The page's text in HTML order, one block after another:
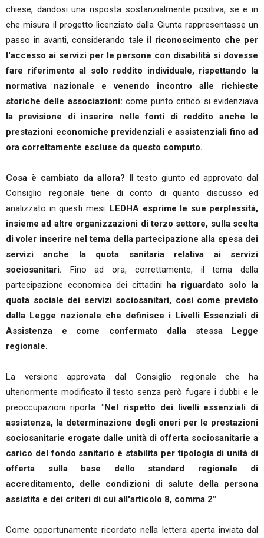
chiese, dandosi una risposta sostanzialmente positiva, se e in
che misura il progetto licenziato dalla Giunta rappresentasse un
passo in avanti, considerando tale il riconoscimento che per
l'accesso ai servizi per le persone con disabilità si dovesse
fare riferimento al solo reddito individuale, rispettando la
normativa nazionale e venendo incontro alle richieste
storiche delle associazioni: come punto critico si evidenziava
la previsione di inserire nelle fonti di reddito anche le
prestazioni economiche previdenziali e assistenziali fino ad
ora correttamente escluse da questo computo.
Cosa è cambiato da allora? Il testo giunto ed approvato dal
Consiglio regionale tiene di conto di quanto discusso ed
analizzato in questi mesi: LEDHA esprime le sue perplessità,
insieme ad altre organizzazioni di terzo settore, sulla scelta
di voler inserire nel tema della partecipazione alla spesa dei
servizi anche la quota sanitaria relativa ai servizi
sociosanitari. Fino ad ora, correttamente, il tema della
partecipazione economica dei cittadini ha riguardato solo la
quota sociale dei servizi sociosanitari, così come previsto
dalla Legge nazionale che definisce i Livelli Essenziali di
Assistenza e come confermato dalla stessa Legge
regionale.
La versione approvata dal Consiglio regionale che ha
ulteriormente modificato il testo senza però fugare i dubbi e le
preoccupazioni riporta:"Nel rispetto dei livelli essenziali di
assistenza, la determinazione degli oneri per le prestazioni
sociosanitarie erogate dalle unità di offerta sociosanitarie a
carico del fondo sanitario è stabilita per tipologia di unità di
offerta sulla base dello standard regionale di
accreditamento, delle condizioni di salute della persona
assistita e dei criteri di cui all'articolo 8, comma 2"
Come opportunamente ricordato nella lettera aperta inviata dal